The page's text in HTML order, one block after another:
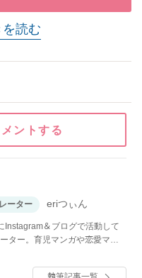
読む
ントする
ーター eriつぃん
Instagram＆ブログで活動して
ター。育児マンガや恋愛マン